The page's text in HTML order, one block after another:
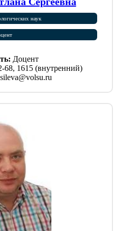
наук
Доцент
68, 1615 (внутренний)